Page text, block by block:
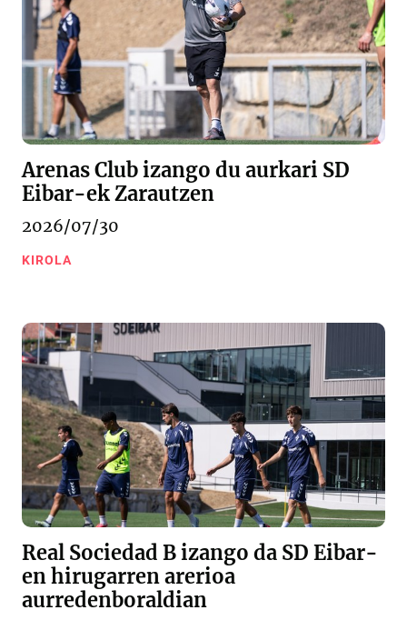
Arenas Club izango du aurkari SD
Eibar-ek Zarautzen
2026/07/30
KIROLA
Real Sociedad B izango da SD Eibar-
en hirugarren arerioa
aurredenboraldian